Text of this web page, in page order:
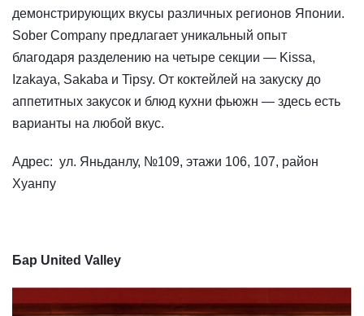
демонстрирующих вкусы различных регионов Японии.
Sober Company предлагает уникальный опыт
благодаря разделению на четыре секции — Kissa,
Izakaya, Sakaba и Tipsy. От коктейлей на закуску до
аппетитных закусок и блюд кухни фьюжн — здесь есть
варианты на любой вкус.
Адрес: ул. Яньданлу, №109, этажи 106, 107, район
Хуанпу
Бар United Valley